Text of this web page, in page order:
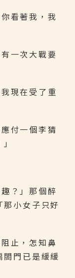
看著我，我
一次大戰要
現在受了重
付一個李猜
？」那個醉
那小女子只好
止，怎知鼻
閤門已是緩緩